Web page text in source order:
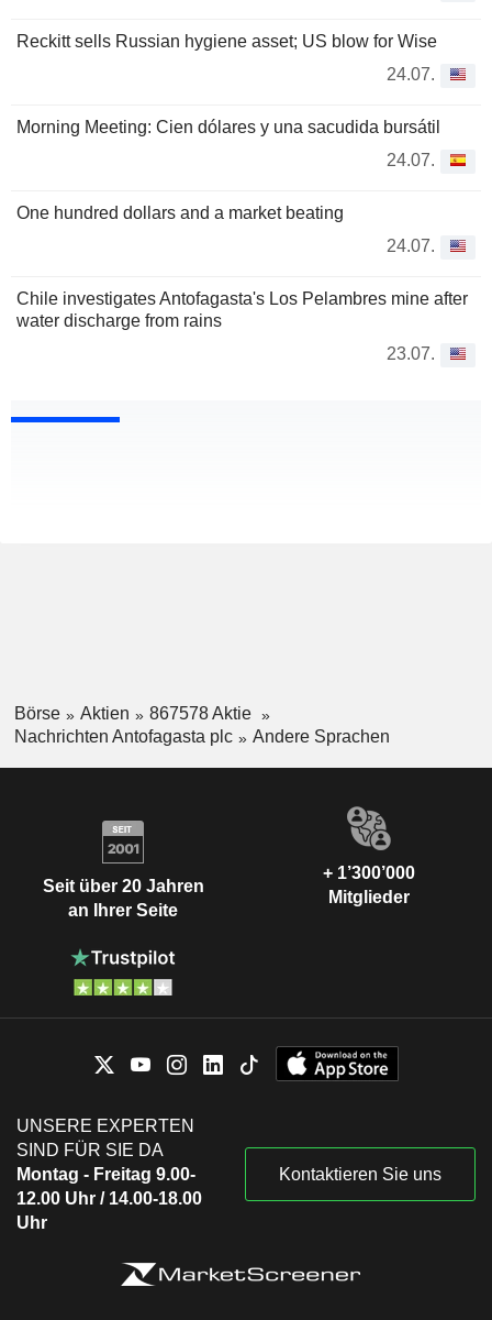
Reckitt sells Russian hygiene asset; US blow for Wise
24.07.
Morning Meeting: Cien dólares y una sacudida bursátil
24.07.
One hundred dollars and a market beating
24.07.
Chile investigates Antofagasta's Los Pelambres mine after
water discharge from rains
23.07.
Börse Aktien
867578 Aktie
Nachrichten Antofagasta plc
Andere Sprachen
Seit über 20 Jahren
an Ihrer Seite
+ 1’300’000
Mitglieder
UNSERE EXPERTEN
SIND FÜR SIE DA
Montag - Freitag 9.00-
12.00 Uhr / 14.00-18.00
Uhr
Kontaktieren Sie uns